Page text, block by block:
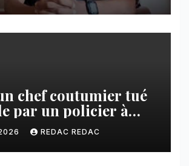
chef coutumier tué
par un policier à
la tension monte
REDAC REDAC